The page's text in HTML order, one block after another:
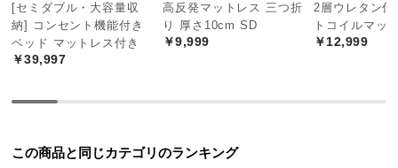
に
つ
い
経
[セミダブル・大容量収
納] コンセント機能付き
ベッド マットレス付き
￥39,997
高反発マットレス 三つ折
り 厚さ10cm SD
￥9,999
2層ウレタン
トコイルマッ
￥12,999
この商品と同じカテゴリのランキング